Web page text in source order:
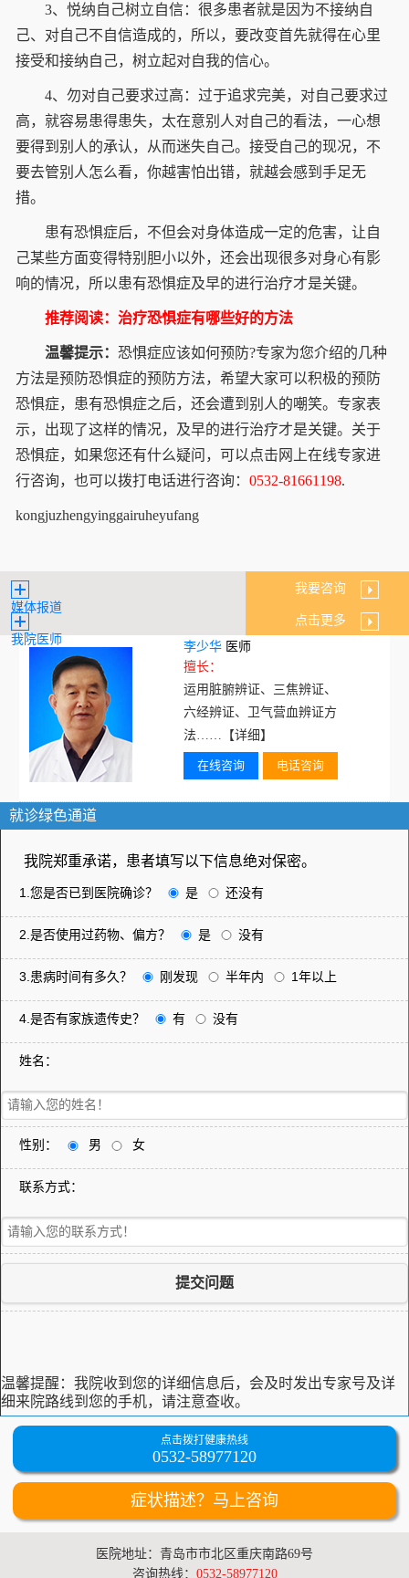
3、悦纳自己树立自信：很多患者就是因为不接纳自
己、对自己不自信造成的，所以，要改变首先就得在心里
接受和接纳自己，树立起对自我的信心。
4、勿对自己要求过高：过于追求完美，对自己要求过
高，就容易患得患失，太在意别人对自己的看法，一心想
要得到别人的承认，从而迷失自己。接受自己的现况，不
要去管别人怎么看，你越害怕出错，就越会感到手足无
措。
患有恐惧症后，不但会对身体造成一定的危害，让自
己某些方面变得特别胆小以外，还会出现很多对身心有影
响的情况，所以患有恐惧症及早的进行治疗才是关键。
推荐阅读：治疗恐惧症有哪些好的方法
温馨提示： 恐惧症应该如何预防?专家为您介绍的几种
方法是预防恐惧症的预防方法，希望大家可以积极的预防
恐惧症，患有恐惧症之后，还会遭到别人的嘲笑。专家表
示，出现了这样的情况，及早的进行治疗才是关键。关于
恐惧症，如果您还有什么疑问，可以点击网上在线专家进
行咨询，也可以拨打电话进行咨询： 0532-81661198.
kongjuzhengyinggairuheyufang
媒体报道
我要咨询
我院医师
点击更多
李少华 医师
擅长：
运用脏腑辨证、三焦辨证、
六经辨证、卫气营血辨证方
法……
【详细】
在线咨询 电话咨询
就诊绿色通道
我院郑重承诺，患者填写以下信息绝对保密。
1.您是否已到医院确诊？ 是 还没有
2.是否使用过药物、偏方？ 是 没有
3.患病时间有多久？ 刚发现 半年内 1年以上
4.是否有家族遗传史？ 有 没有
姓名：
性别： 男 女
联系方式：
提交问题
温馨提醒： 我院收到您的详细信息后，会及时发出专家号及详
细来院路线到您的手机，请注意查收。
点击拨打健康热线
0532-58977120
症状描述？马上咨询
医院地址：青岛市市北区重庆南路69号
咨询热线： 0532-58977120